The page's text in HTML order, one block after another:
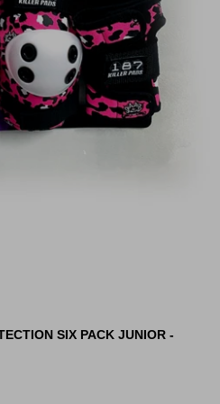
SIX PACK JUNIOR -